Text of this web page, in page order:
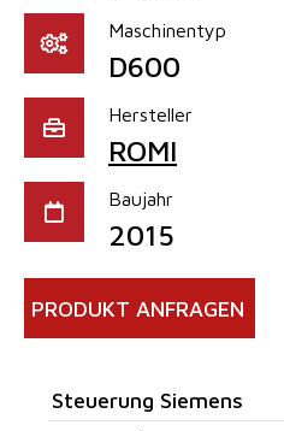
Maschinentyp
D600
Hersteller
ROMI
Baujahr
2015
PRODUKT ANFRAGEN
Steuerung Siemens